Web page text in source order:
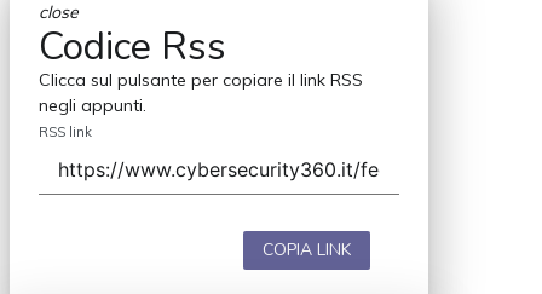
close
Codice Rss
Clicca sul pulsante per copiare il link RSS
negli appunti.
RSS link
COPIA LINK